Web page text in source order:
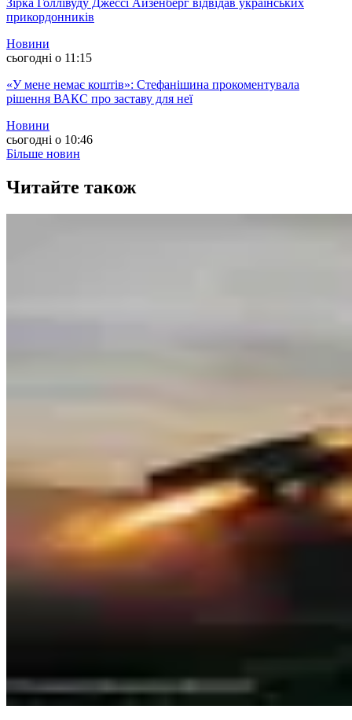
прикордонників
Новини
сьогодні о 11:15
«У мене немає коштів»: Стефанішина прокоментувала
рішення ВАКС про заставу для неї
Новини
сьогодні о 10:46
Більше новин
Читайте також